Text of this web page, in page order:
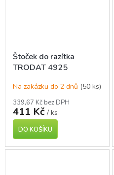
Štoček do razítka
TRODAT 4925
Na zakázku do 2 dnů (50 ks)
339,67 Kč bez DPH
411 Kč / ks
DO KOŠÍKU